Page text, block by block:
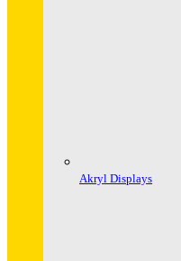
Akryl Displays